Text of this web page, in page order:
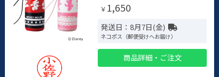
￥ 1,650
発送日：8月7日(金)
ネコポス（郵便受けへお届け）
商品詳細・ご注文